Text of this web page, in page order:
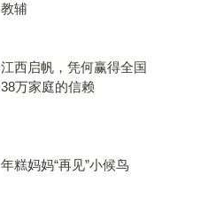
教辅
江西启帆，凭何赢得全国
38万家庭的信赖
年糕妈妈“再见”小候鸟